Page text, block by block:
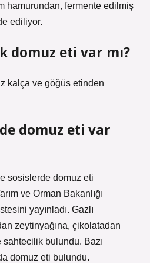
hamurundan, fermente edilmiş
ediliyor.
domuz eti var mı?
kalça ve göğüs etinden
domuz eti var
sosislerde domuz eti
ve Orman Bakanlığı
yayınladı. Gazlı
zeytinyağına, çikolatadan
bulundu. Bazı
domuz eti bulundu.